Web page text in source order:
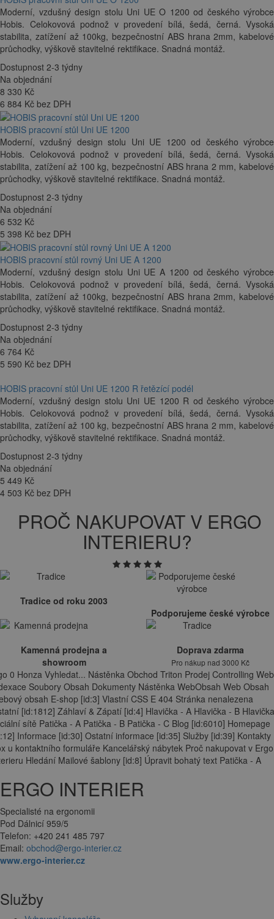
Moderní, vzdušný design stolu Uni UE O 1200 od českého výrobce
Hobis. Celokovová podnož v provedení bílá, šedá, černá. Vysoká
stabilita, zatížení až 100kg, bezpečnostní ABS hrana 2mm, kabelové
průchodky, výškově stavitelné rektifikace. Snadná montáž.
Dostupnost 2-3 týdny
Na objednání
8 330 Kč
6 884 Kč bez DPH
HOBIS pracovní stůl Uni UE 1200
Moderní, vzdušný design stolu Uni UE 1200 od českého výrobce
Hobis. Celokovová podnož v provedení bílá, šedá, černá. Vysoká
stabilita, zatížení až 100 kg, bezpečnostní ABS hrana 2 mm, kabelové
průchodky, výškově stavitelné rektifikace. Snadná montáž.
Dostupnost 2-3 týdny
Na objednání
6 532 Kč
5 398 Kč bez DPH
HOBIS pracovní stůl rovný Uni UE A 1200
Moderní, vzdušný design stolu Uni UE A 1200 od českého výrobce
Hobis. Celokovová podnož v provedení bílá, šedá, černá. Vysoká
stabilita, zatížení až 100kg, bezpečnostní ABS hrana 2mm, kabelové
průchodky, výškově stavitelné rektifikace. Snadná montáž.
Dostupnost 2-3 týdny
Na objednání
6 764 Kč
5 590 Kč bez DPH
HOBIS pracovní stůl Uni UE 1200 R řetězící podél
Moderní, vzdušný design stolu Uni UE 1200 R od českého výrobce
Hobis. Celokovová podnož v provedení bílá, šedá, černá. Vysoká
stabilita, zatížení až 100 kg, bezpečnostní ABS hrana 2 mm, kabelové
průchodky, výškově stavitelné rektifikace. Snadná montáž.
Dostupnost 2-3 týdny
Na objednání
5 449 Kč
4 503 Kč bez DPH
PROČ NAKUPOVAT V ERGO
INTERIERU?
Tradice od roku 2003
Podporujeme české výrobce
Kamenná prodejna a
showroom
Doprava zdarma
Pro nákup nad 3000 Kč
0 Honza Vyhledat... Nástěnka Obchod Triton Prodej Controlling Web
Soubory Obsah Dokumenty Nástěnka WebObsah Web Obsah
obsah E-shop [id:3] Vlastní CSS E 404 Stránka nenalezena
[id:1812] Záhlaví & Zápatí [id:4] Hlavička - A Hlavička - B
sítě Patička - A Patička - B Patička - C Blog [id:6010] Homepage
Informace [id:30] Ostatní informace [id:35] Služby [id:39] Kontakty
u kontaktního formuláře Kancelářský nábytek Proč nakupovat v Ergo
Hledání Mailové šablony [id:8] Úpravit bohatý text Patička - A
ERGO INTERIER
Specialisté na ergonomii
Pod Dálnicí 959/5
Telefon: +420 241 485 797
Email: obchod@ergo-interier.cz
www.ergo-interier.cz
Služby